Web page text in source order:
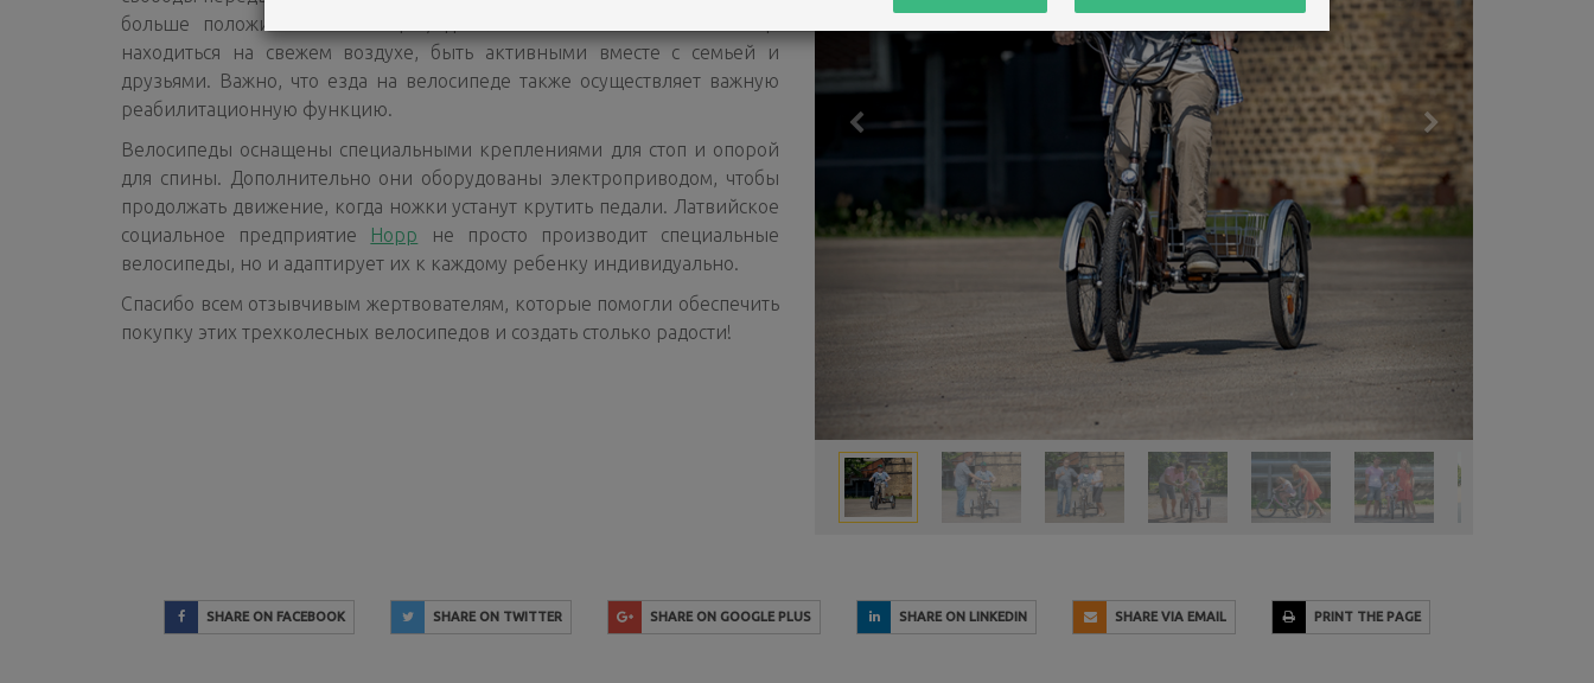
больше положительных эмоций, дополнительная возможность чаще
находиться на свежем воздухе, быть активными вместе с семьей и
друзьями. Важно, что езда на велосипеде также осуществляет важную
реабилитационную функцию.
Велосипеды оснащены специальными креплениями для стоп и опорой
для спины. Дополнительно они оборудованы электроприводом, чтобы
продолжать движение, когда ножки устанут крутить педали. Латвийское
социальное предприятие Hopp не просто производит специальные
велосипеды, но и адаптирует их к каждому ребенку индивидуально.
Спасибо всем отзывчивым жертвователям, которые помогли обеспечить
покупку этих трехколесных велосипедов и создать столько радости!
SHARE ON FACEBOOK SHARE ON TWITTER SHARE ON GOOGLE PLUS SHARE ON LINKEDIN SHARE VIA EMAIL PRINT THE PAGE